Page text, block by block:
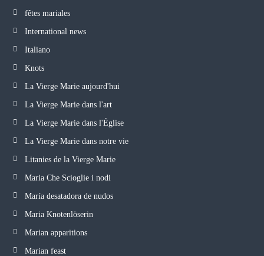
fêtes mariales
International news
Italiano
Knots
La Vierge Marie aujourd'hui
La Vierge Marie dans l'art
La Vierge Marie dans l'Église
La Vierge Marie dans notre vie
Litanies de la Vierge Marie
Maria Che Scioglie i nodi
María desatadora de nudos
Maria Knotenlöserin
Marian apparitions
Marian feast